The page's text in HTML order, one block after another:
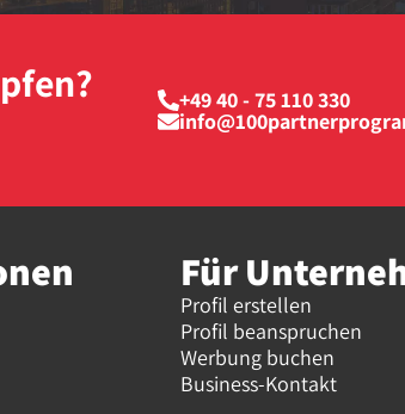
+49 40 - 75 110 330
Für
Profil erstellen
Profil beanspruchen
Werbung buchen
Business-Kontakt